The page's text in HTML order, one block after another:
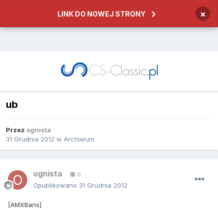
LINK DO NOWEJ STRONY ×
ub
Przez ognista
31 Grudnia 2012 w Archiwum
ognista 0
Opublikowano 31 Grudnia 2012
[AMXBans]